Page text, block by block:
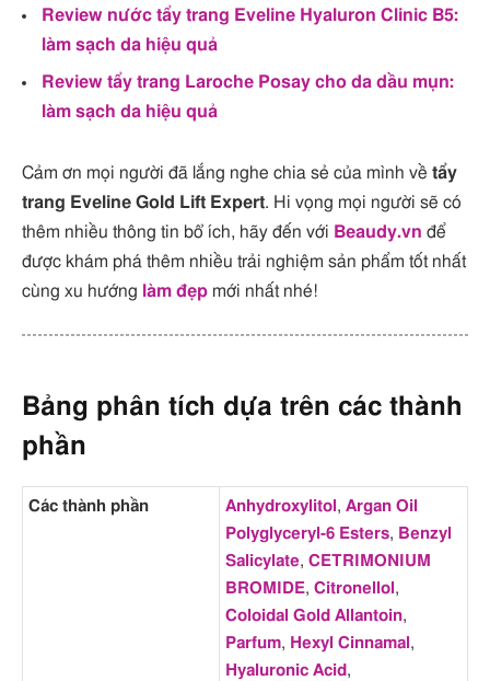
Review nước tẩy trang Eveline Hyaluron Clinic B5:
làm sạch da hiệu quả
Review tẩy trang Laroche Posay cho da dầu mụn:
làm sạch da hiệu quả
Cảm ơn mọi người đã lắng nghe chia sẻ của mình về tẩy
trang Eveline Gold Lift Expert. Hi vọng mọi người sẽ có
thêm nhiều thông tin bổ ích, hãy đến với Beaudy.vn để
được khám phá thêm nhiều trải nghiệm sản phẩm tốt nhất
cùng xu hướng làm đẹp mới nhất nhé!
Bảng phân tích dựa trên các thành
phần
Các thành phần Anhydroxylitol , Argan Oil
Polyglyceryl-6 Esters, Benzyl
Salicylate, CETRIMONIUM
BROMIDE, Citronellol ,
Coloidal Gold Allantoin,
Parfum, Hexyl Cinnamal ,
Hyaluronic Acid ,